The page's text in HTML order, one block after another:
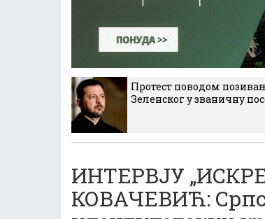
Протест поводом
Зеленског у званичну
ИНТЕРВЈУ
КОВАЧЕВИЋ: